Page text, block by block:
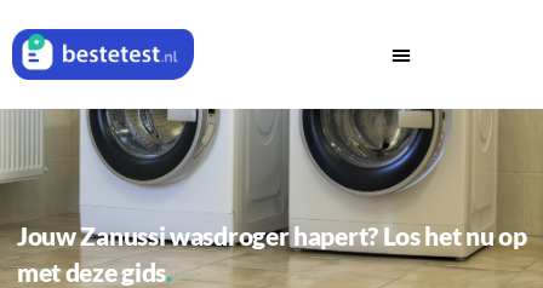
Jouw Zanussi wasdroger hapert? Los het nu op
met deze gids